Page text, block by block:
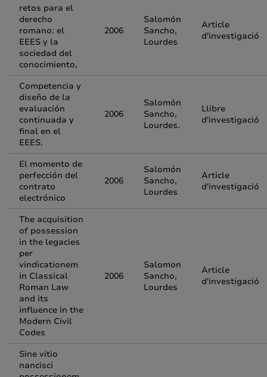
retos para el
derecho
romano: el
EEES y la
sociedad del
conocimiento,
2006
Salomón
Sancho,
Lourdes
Article
d'investigació
Competencia y
diseño de la
evaluación
continuada y
final en el
EEES.
2006
Salomón
Sancho,
Lourdes.
Llibre
d'investigació
El momento de
perfección del
contrato
electrónico
2006
Salomón
Sancho,
Lourdes
Article
d'investigació
The acquisition
of possession
in the legacies
per
vindicationem
in Classical
Roman Law
and its
influence in the
Modern Civil
Codes
2006
Salomon
Sancho,
Lourdes
Article
d'investigació
Sine vitio
nancisci